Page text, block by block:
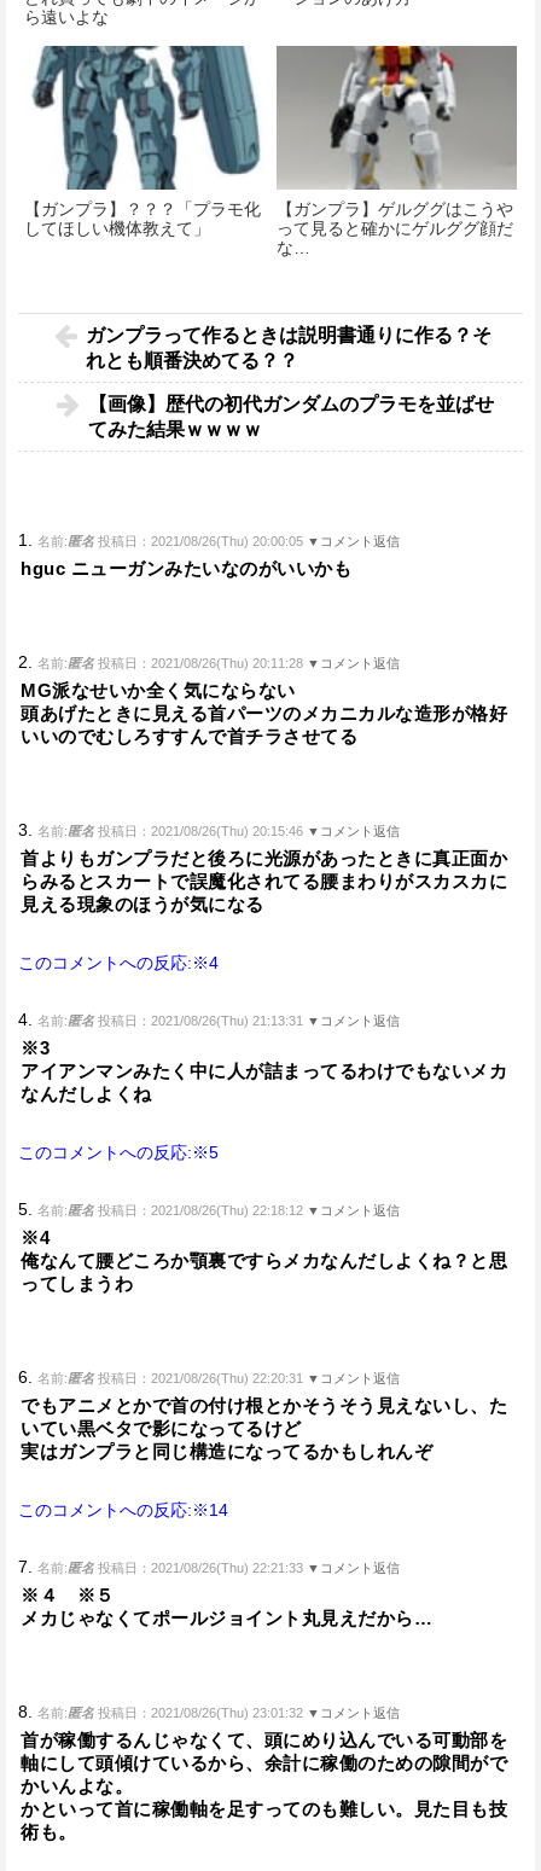
ら遠いよな
【ガンプラ】？？？「プラモ化
してほしい機体教えて」
【ガンプラ】ゲルググはこうや
って見ると確かにゲルググ顔だ
な…
ガンプラって作るときは説明書通りに作る？そ
れとも順番決めてる？？
【画像】歴代の初代ガンダムのプラモを並ばせ
てみた結果ｗｗｗｗ
1. 名前:匿名 投稿日：2021/08/26(Thu) 20:00:05 ▼コメント返信
hguc ニューガンみたいなのがいいかも
2. 名前:匿名 投稿日：2021/08/26(Thu) 20:11:28 ▼コメント返信
MG派なせいか全く気にならない
頭あげたときに見える首パーツのメカニカルな造形が格好
いいのでむしろすすんで首チラさせてる
3. 名前:匿名 投稿日：2021/08/26(Thu) 20:15:46 ▼コメント返信
首よりもガンプラだと後ろに光源があったときに真正面か
らみるとスカートで誤魔化されてる腰まわりがスカスカに
見える現象のほうが気になる
このコメントへの反応:※4
4. 名前:匿名 投稿日：2021/08/26(Thu) 21:13:31 ▼コメント返信
※3
アイアンマンみたく中に人が詰まってるわけでもないメカ
なんだしよくね
このコメントへの反応:※5
5. 名前:匿名 投稿日：2021/08/26(Thu) 22:18:12 ▼コメント返信
※4
俺なんて腰どころか顎裏ですらメカなんだしよくね？と思
ってしまうわ
6. 名前:匿名 投稿日：2021/08/26(Thu) 22:20:31 ▼コメント返信
でもアニメとかで首の付け根とかそうそう見えないし、た
いてい黒ベタで影になってるけど
実はガンプラと同じ構造になってるかもしれんぞ
このコメントへの反応:※14
7. 名前:匿名 投稿日：2021/08/26(Thu) 22:21:33 ▼コメント返信
※４ ※５
メカじゃなくてポールジョイント丸見えだから…
8. 名前:匿名 投稿日：2021/08/26(Thu) 23:01:32 ▼コメント返信
首が稼働するんじゃなくて、頭にめり込んでいる可動部を
軸にして頭傾けているから、余計に稼働のための隙間がで
かいんよな。
かといって首に稼働軸を足すってのも難しい。見た目も技
術も。